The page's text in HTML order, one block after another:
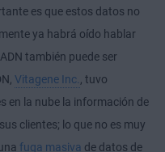
es que estos datos no
ya habrá oído hablar
también puede ser
Vitagene Inc., tuvo
en la nube la información de
clientes; lo que no es muy
fuga masiva de datos de